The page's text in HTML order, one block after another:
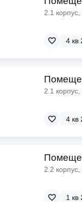
скидки
Субсидии
Материнский
2.1
4 кв
2.1
4 кв
2.2
1 кв